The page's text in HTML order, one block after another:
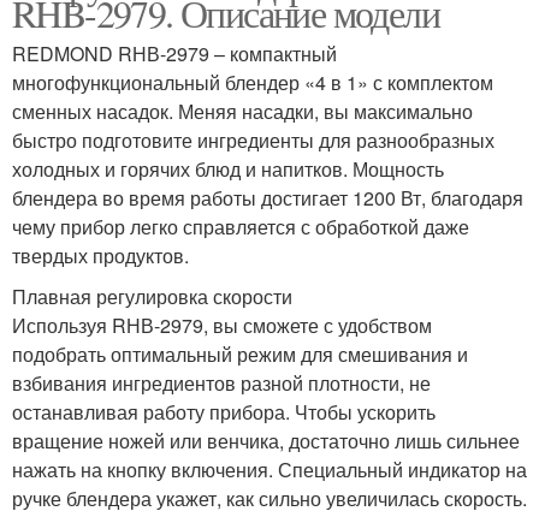
RHB-2979. Описание модели
REDMOND RНВ-2979 – компактный
многофункциональный блендер «4 в 1» с комплектом
сменных насадок. Меняя насадки, вы максимально
быстро подготовите ингредиенты для разнообразных
холодных и горячих блюд и напитков. Мощность
блендера во время работы достигает 1200 Вт, благодаря
чему прибор легко справляется с обработкой даже
твердых продуктов.
Плавная регулировка скорости
Используя RНВ-2979, вы сможете с удобством
подобрать оптимальный режим для смешивания и
взбивания ингредиентов разной плотности, не
останавливая работу прибора. Чтобы ускорить
вращение ножей или венчика, достаточно лишь сильнее
нажать на кнопку включения. Специальный индикатор на
ручке блендера укажет, как сильно увеличилась скорость.